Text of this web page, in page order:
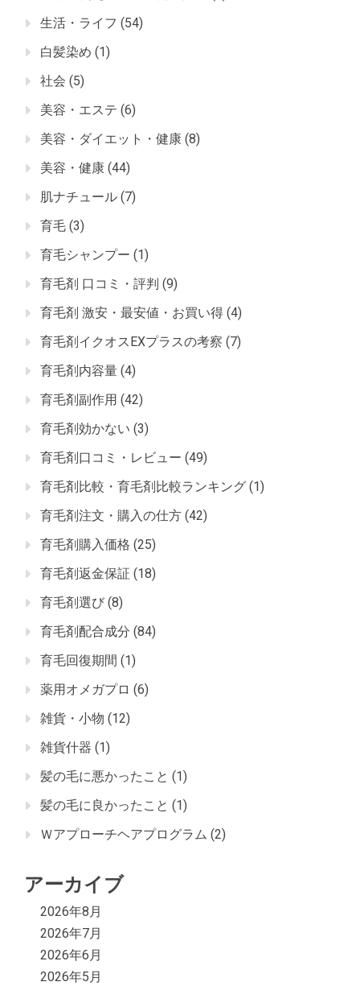
生活・ライフ (54)
白髪染め (1)
社会 (5)
美容・エステ (6)
美容・ダイエット・健康 (8)
美容・健康 (44)
肌ナチュール (7)
育毛 (3)
育毛シャンプー (1)
育毛剤 口コミ・評判 (9)
育毛剤 激安・最安値・お買い得 (4)
育毛剤イクオスEXプラスの考察 (7)
育毛剤内容量 (4)
育毛剤副作用 (42)
育毛剤効かない (3)
育毛剤口コミ・レビュー (49)
育毛剤比較・育毛剤比較ランキング (1)
育毛剤注文・購入の仕方 (42)
育毛剤購入価格 (25)
育毛剤返金保証 (18)
育毛剤選び (8)
育毛剤配合成分 (84)
育毛回復期間 (1)
薬用オメガプロ (6)
雑貨・小物 (12)
雑貨什器 (1)
髪の毛に悪かったこと (1)
髪の毛に良かったこと (1)
Ｗアプローチヘアプログラム (2)
アーカイブ
2026年8月
2026年7月
2026年6月
2026年5月